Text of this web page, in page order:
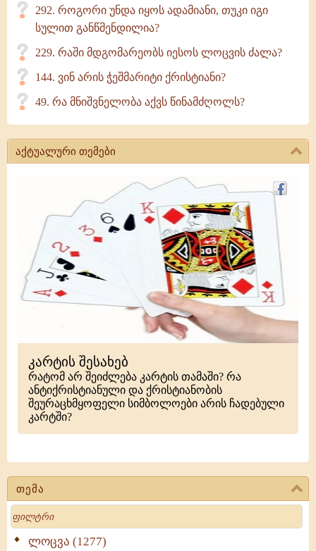
თემა
Search
ლოცვა (1277)
292. როგორი უნდა იყოს ადამიანი, თუკი იგი
სულით განწმენდილია?
229. რაში მდგომარეობს იესოს ლოცვის ძალა?
144. ვინ არის ჭეშმარიტი ქრისტიანი?
49. რა მნიშვნელობა აქვს წინამძღოლს?
აქტუალური თემები
კარტის შესახებ
რატომ არ შეიძლება კარტის თამაში? რა
ანტიქრისტიანული და ქრისტიანობის
შეურაცხმყოფელი სიმბოლოები არის ჩადებული
კარტში?